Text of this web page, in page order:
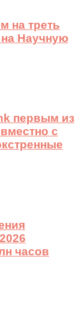
на треть
Научную
первым из
с
часов